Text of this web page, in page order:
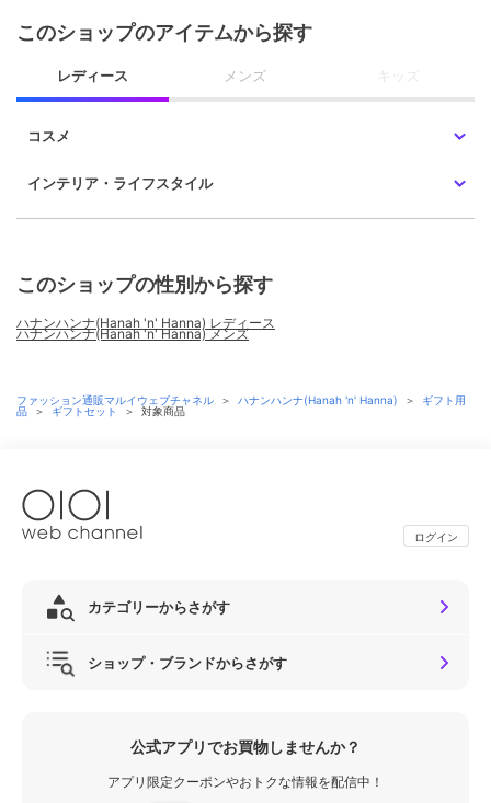
このショップのアイテムから探す
レディース メンズ キッズ
コスメ
インテリア・ライフスタイル
このショップの性別から探す
ハナンハンナ(Hanah 'n' Hanna) レディース
ハナンハンナ(Hanah 'n' Hanna) メンズ
ファッション通販マルイウェブチャネル ＞ ハナンハンナ(Hanah 'n' Hanna) ＞
ギフト用
品
＞ ギフトセット ＞ 対象商品
ログイン
カテゴリーからさがす
ショップ・ブランドからさがす
公式アプリでお買物しませんか？
アプリ限定クーポンやおトクな情報を配信中！